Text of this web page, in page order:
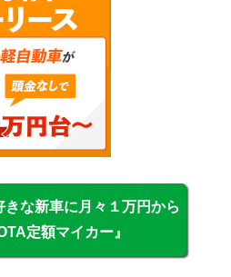
きな新車に月々１万円から
定額マイカー』